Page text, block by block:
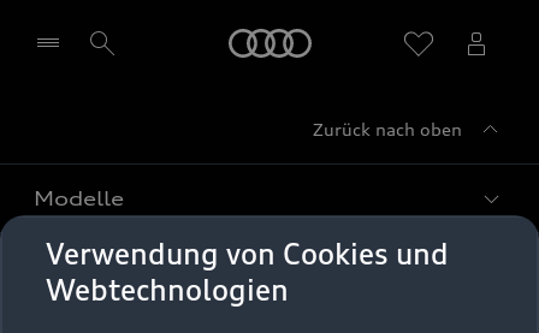
Zurück nach oben
Modelle
Alle Modelle
Kaufen & leasen
Verwendung von Cookies und
Webtechnologien